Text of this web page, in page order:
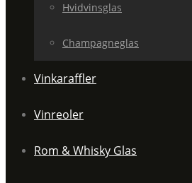
Hvidvinsglas
Champagneglas
Vinkaraffler
Vinreoler
Rom & Whisky Glas